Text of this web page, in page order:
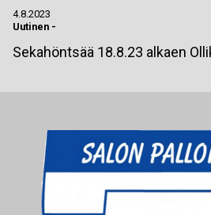
4.8.2023
Uutinen -
Sekahöntsää 18.8.23 alkaen